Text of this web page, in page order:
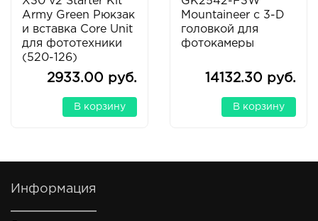
Army Green Рюкзак
и вставка Core Unit
для фототехники
(520-126)
2933.00 руб.
В корзину
Mountaineer с 3-D
головкой для
фотокамеры
14132.30 руб.
В корзину
Информация